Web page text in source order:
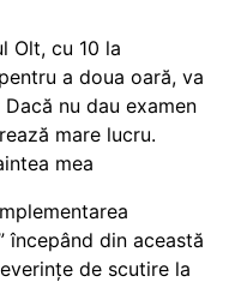
Olt, cu 10 la
a doua oară, va
nu dau examen
mare lucru.
mea
începând din această
de scutire la